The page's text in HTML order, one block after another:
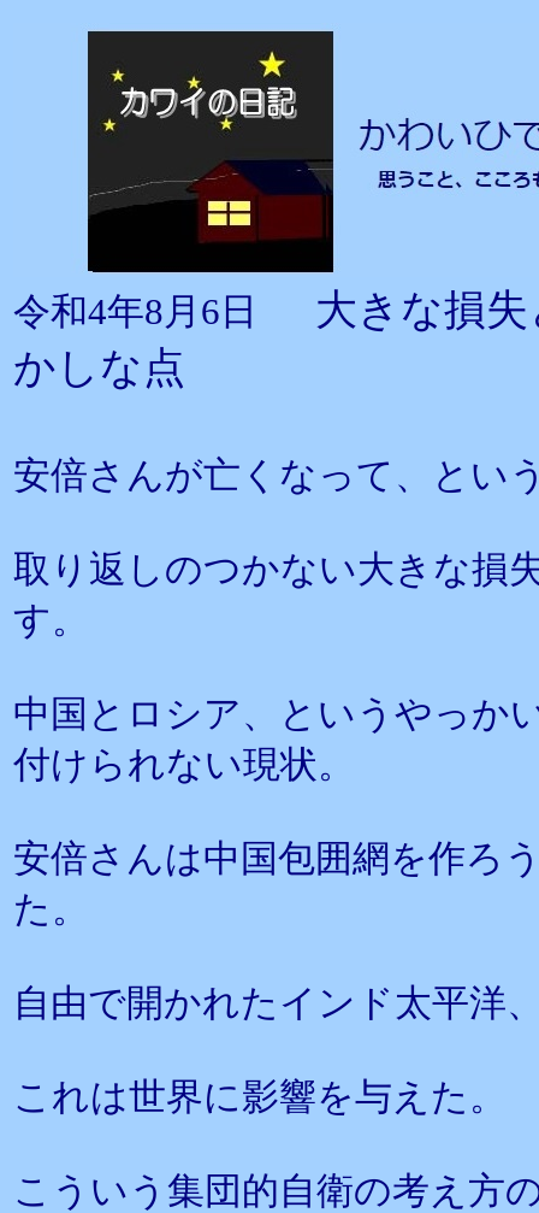
令和4年8月6日
大きな損
かしな点
安倍さんが亡くなって、とい
取り返しのつかない大きな損
す。
中国とロシア、というやっか
付けられない現状。
安倍さんは中国包囲網を作ろ
た。
自由で開かれたインド太平洋
これは世界に影響を与えた。
こういう集団的自衛の考え方